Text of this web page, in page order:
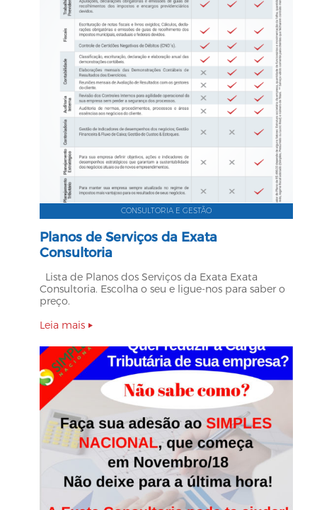
CONSULTORIA E GESTÃO
Planos de Serviços da Exata
Consultoria
Lista de Planos dos Serviços da Exata Exata
Consultoria. Escolha o seu e ligue-nos para saber o
preço.
Leia mais